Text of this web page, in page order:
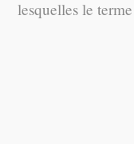
lesquelles le